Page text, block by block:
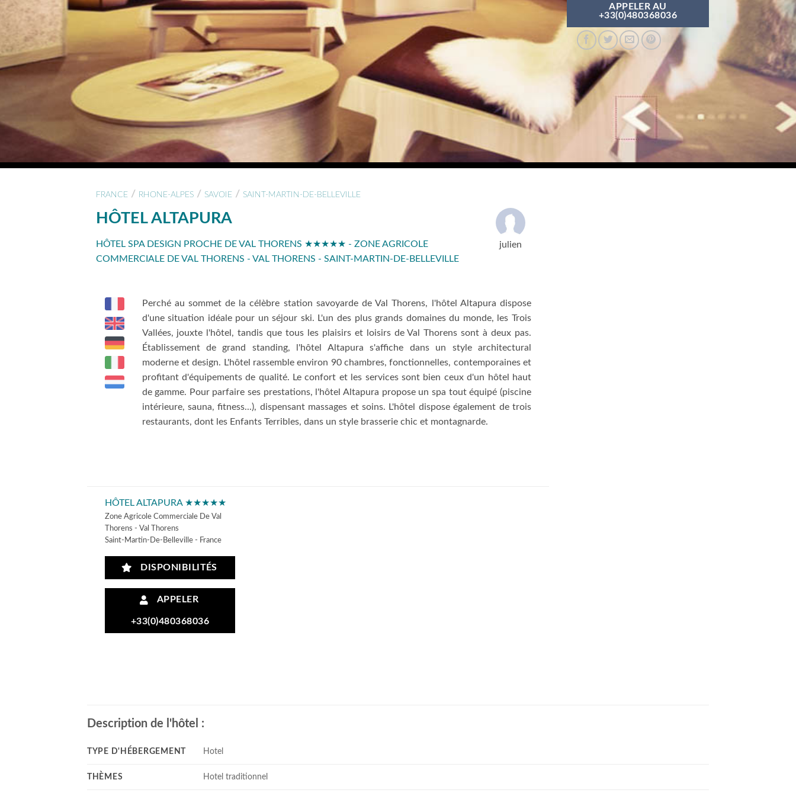
FRANCE / RHONE-ALPES / SAVOIE / SAINT-MARTIN-DE-BELLEVILLE
HÔTEL ALTAPURA
HÔTEL SPA DESIGN PROCHE DE VAL THORENS ★★★★★ - ZONE AGRICOLE
COMMERCIALE DE VAL THORENS - VAL THORENS - SAINT-MARTIN-DE-BELLEVILLE
julien
Perché au sommet de la célèbre station savoyarde de Val Thorens, l'hôtel Altapura dispose
d'une situation idéale pour un séjour ski. L'un des plus grands domaines du monde, les Trois
Vallées, jouxte l'hôtel, tandis que tous les plaisirs et loisirs de Val Thorens sont à deux pas.
Établissement de grand standing, l'hôtel Altapura s'affiche dans un style architectural
moderne et design. L'hôtel rassemble environ 90 chambres, fonctionnelles, contemporaines et
profitant d'équipements de qualité. Le confort et les services sont bien ceux d'un hôtel haut
de gamme. Pour parfaire ses prestations, l'hôtel Altapura propose un spa tout équipé (piscine
intérieure, sauna, fitness...), dispensant massages et soins. L'hôtel dispose également de trois
restaurants, dont les Enfants Terribles, dans un style brasserie chic et montagnarde.
HÔTEL ALTAPURA ★★★★★
Zone Agricole Commerciale De Val
Thorens - Val Thorens
Saint-Martin-De-Belleville - France
DISPONIBILITÉS
APPELER
+33(0)480368036
APPELER AU
+33(0)480368036
Description de l'hôtel :
TYPE D'HÉBERGEMENT Hotel
THÈMES Hotel traditionnel